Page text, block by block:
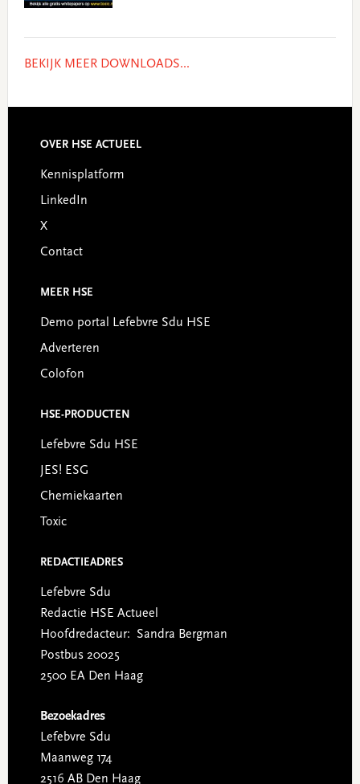
BEKIJK MEER DOWNLOADS...
Footer
OVER HSE ACTUEEL
Kennisplatform
LinkedIn
X
Contact
MEER HSE
Demo portal Lefebvre Sdu HSE
Adverteren
Colofon
HSE-PRODUCTEN
Lefebvre Sdu HSE
JES! ESG
Chemiekaarten
Toxic
REDACTIEADRES
Lefebvre Sdu
Redactie HSE Actueel
Hoofdredacteur: Sandra Bergman
Postbus 20025
2500 EA Den Haag
Bezoekadres
Lefebvre Sdu
Maanweg 174
2516 AB Den Haag